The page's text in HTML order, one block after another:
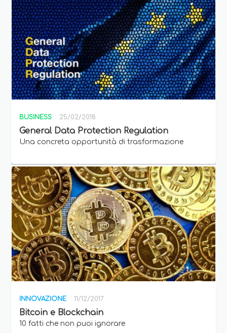
BUSINESS 25/02/2018
General Data Protection Regulation
Una concreta opportunità di trasformazione
INNOVAZIONE 11/12/2017
Bitcoin e Blockchain
10 fatti che non puoi ignorare